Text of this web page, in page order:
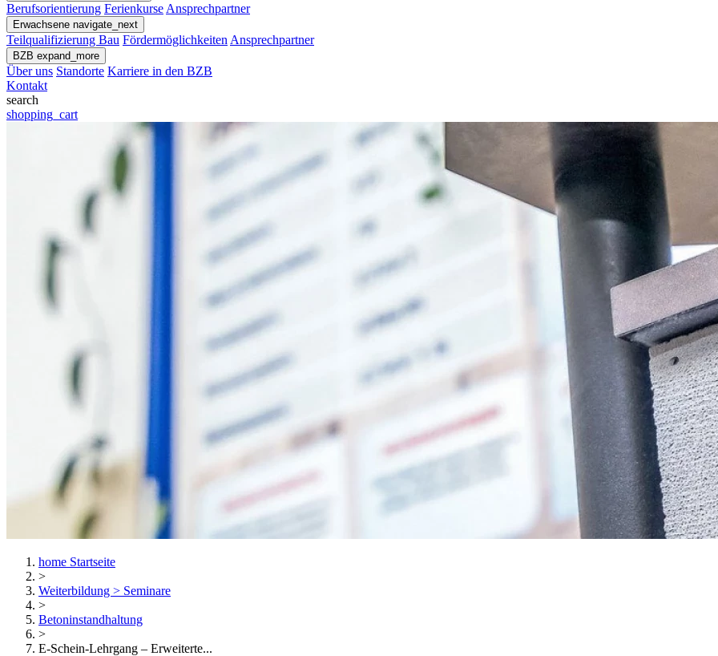
Berufsorientierung Ferienkurse Ansprechpartner
Erwachsene navigate_next
Teilqualifizierung Bau Fördermöglichkeiten Ansprechpartner
BZB expand_more
Über uns Standorte Karriere in den BZB
Kontakt
search
shopping_cart
home Startseite
>
Weiterbildung > Seminare
>
Betoninstandhaltung
>
E-Schein-Lehrgang – Erweiterte...